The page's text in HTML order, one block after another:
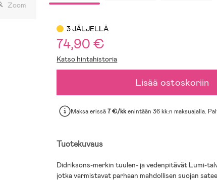
Zoom
3 JÄLJELLÄ
74,90 €
Katso hintahistoria
Lisää ostoskoriin
Maksa erissä7 €/kkenintään 36 kk:n maksuajalla.
Tuotekuvaus
Didriksons-merkin tuulen- ja vedenpitävät Lumi-
jotka varmistavat parhaan mahdollisen suojan